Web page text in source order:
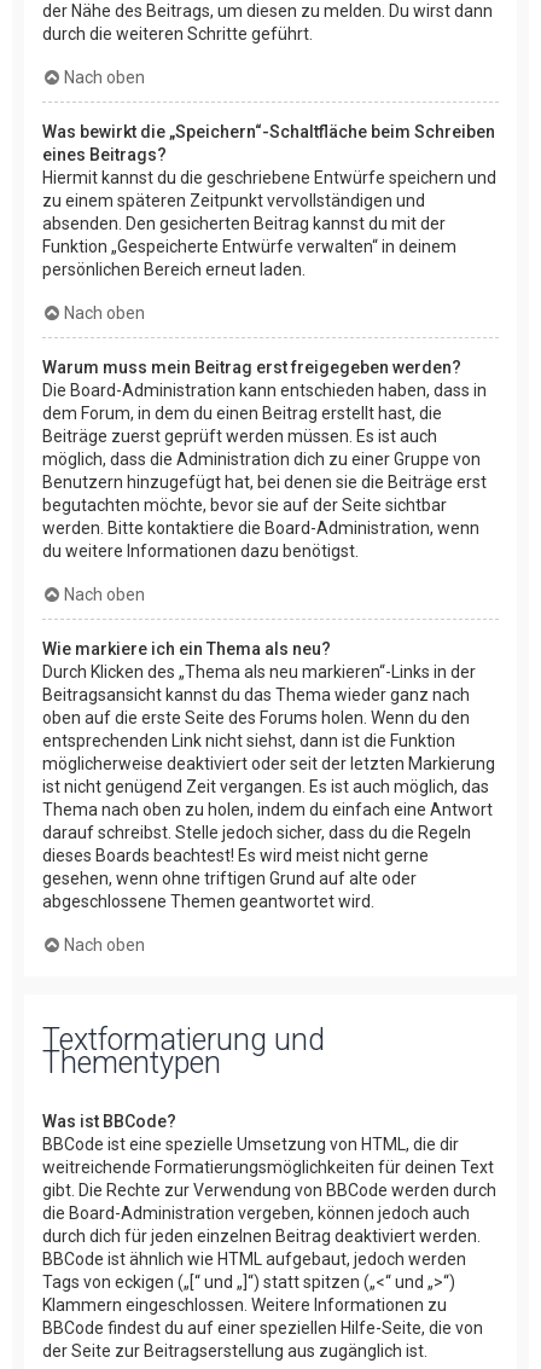
der Nähe des Beitrags, um diesen zu melden. Du wirst dann
durch die weiteren Schritte geführt.
Nach oben
Was bewirkt die „Speichern“-Schaltfläche beim Schreiben
eines Beitrags?
Hiermit kannst du die geschriebene Entwürfe speichern und
zu einem späteren Zeitpunkt vervollständigen und
absenden. Den gesicherten Beitrag kannst du mit der
Funktion „Gespeicherte Entwürfe verwalten“ in deinem
persönlichen Bereich erneut laden.
Nach oben
Warum muss mein Beitrag erst freigegeben werden?
Die Board-Administration kann entschieden haben, dass in
dem Forum, in dem du einen Beitrag erstellt hast, die
Beiträge zuerst geprüft werden müssen. Es ist auch
möglich, dass die Administration dich zu einer Gruppe von
Benutzern hinzugefügt hat, bei denen sie die Beiträge erst
begutachten möchte, bevor sie auf der Seite sichtbar
werden. Bitte kontaktiere die Board-Administration, wenn
du weitere Informationen dazu benötigst.
Nach oben
Wie markiere ich ein Thema als neu?
Durch Klicken des „Thema als neu markieren“-Links in der
Beitragsansicht kannst du das Thema wieder ganz nach
oben auf die erste Seite des Forums holen. Wenn du den
entsprechenden Link nicht siehst, dann ist die Funktion
möglicherweise deaktiviert oder seit der letzten Markierung
ist nicht genügend Zeit vergangen. Es ist auch möglich, das
Thema nach oben zu holen, indem du einfach eine Antwort
darauf schreibst. Stelle jedoch sicher, dass du die Regeln
dieses Boards beachtest! Es wird meist nicht gerne
gesehen, wenn ohne triftigen Grund auf alte oder
abgeschlossene Themen geantwortet wird.
Nach oben
Textformatierung und
Thementypen
Was ist BBCode?
BBCode ist eine spezielle Umsetzung von HTML, die dir
weitreichende Formatierungsmöglichkeiten für deinen Text
gibt. Die Rechte zur Verwendung von BBCode werden durch
die Board-Administration vergeben, können jedoch auch
durch dich für jeden einzelnen Beitrag deaktiviert werden.
BBCode ist ähnlich wie HTML aufgebaut, jedoch werden
Tags von eckigen („[“ und „]“) statt spitzen („<“ und „>“)
Klammern eingeschlossen. Weitere Informationen zu
BBCode findest du auf einer speziellen Hilfe-Seite, die von
der Seite zur Beitragserstellung aus zugänglich ist.